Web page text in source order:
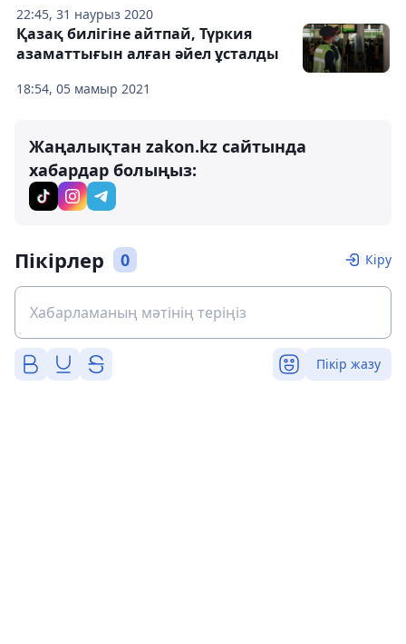
22:45, 31 наурыз 2020
18:54, 05 мамыр 2021
Қазақ билігіне айтпай, Түркия
азаматтығын алған әйел ұсталды
Жаңалықтан zakon.kz сайтында
хабардар болыңыз:
Пікірлер 0 Кіру
Пікір жазу